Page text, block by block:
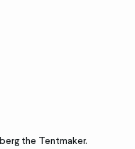
the Tentmaker.